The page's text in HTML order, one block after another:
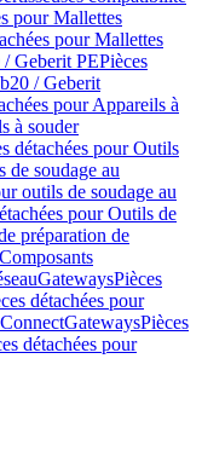
pour Mallettes
pour Mallettes
Geberit PEPièces
/ Geberit
pour Appareils à
à souder
détachées pour Outils
de soudage au
outils de soudage au
pour Outils de
préparation de
Composants
GatewaysPièces
détachées pour
GatewaysPièces
détachées pour